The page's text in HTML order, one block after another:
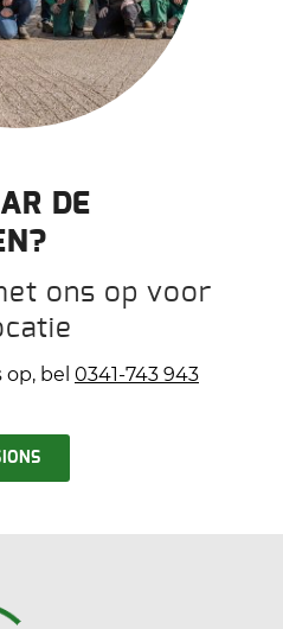
DE
ons op voor
bel 0341-743 943